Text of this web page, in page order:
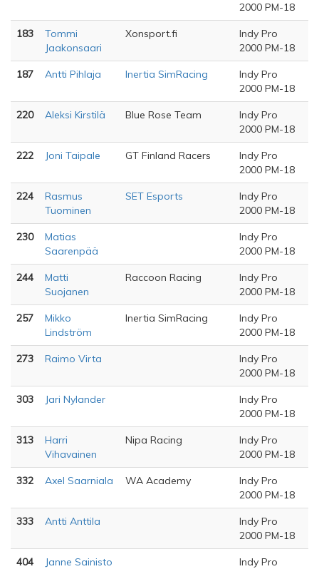
2000 PM-18
183
Tommi
Jaakonsaari
Xonsport.fi
Indy Pro
2000 PM-18
187 Antti Pihlaja Inertia SimRacing
Indy Pro
2000 PM-18
220 Aleksi Kirstilä Blue Rose Team
Indy Pro
2000 PM-18
222 Joni Taipale GT Finland Racers
Indy Pro
2000 PM-18
224
Rasmus
Tuominen
SET Esports
Indy Pro
2000 PM-18
230
Matias
Saarenpää
Indy Pro
2000 PM-18
244
Matti
Suojanen
Raccoon Racing
Indy Pro
2000 PM-18
257
Mikko
Lindström
Inertia SimRacing
Indy Pro
2000 PM-18
273 Raimo Virta
Indy Pro
2000 PM-18
303 Jari Nylander
Indy Pro
2000 PM-18
313
Harri
Vihavainen
Nipa Racing
Indy Pro
2000 PM-18
332 Axel Saarniala WA Academy
Indy Pro
2000 PM-18
333 Antti Anttila
Indy Pro
2000 PM-18
404 Janne Sainisto
Indy Pro